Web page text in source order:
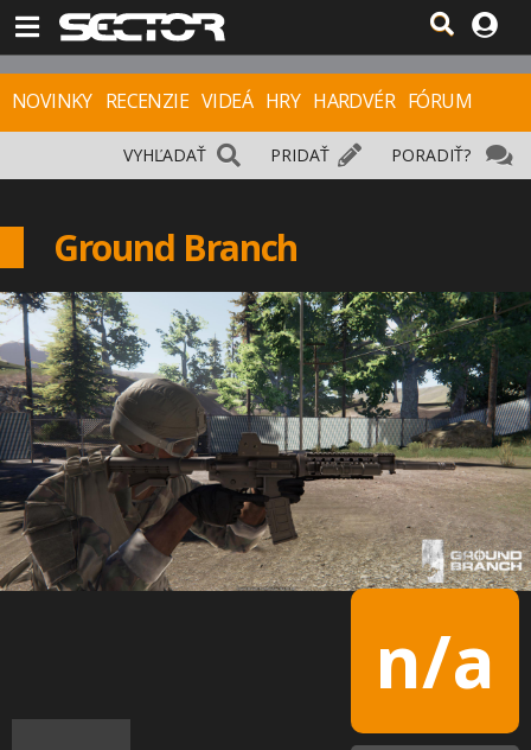
NOVINKY RECENZIE VIDEÁ HRY HARDVÉR FÓRUM
PORADIŤ?
PRIDAŤ
VYHĽADAŤ
Ground Branch
n/a